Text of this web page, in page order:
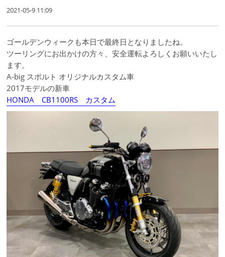
2021-05-9 11:09
ゴールデンウィークも本日で最終日となりましたね。
ツーリングにお出かけの方々、安全運転よろしくお願いいたし
ます。
A-big スポルト オリジナルカスタム車
2017モデルの新車
HONDA CB1100RS カスタム